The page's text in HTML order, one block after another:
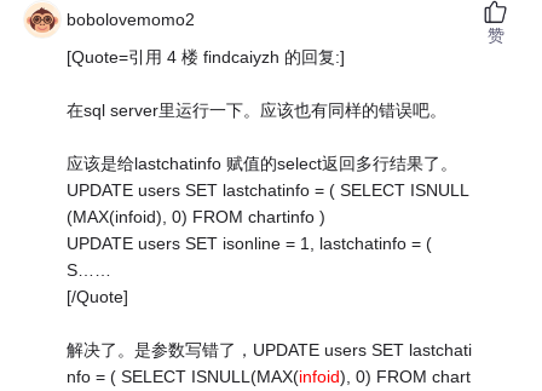
bobolovemomo2
[Quote=引用 4 楼 findcaiyzh 的回复:]
在sql server里运行一下。应该也有同样的错误吧。
应该是给lastchatinfo 赋值的select返回多行结果了。
UPDATE users SET lastchatinfo = ( SELECT ISNULL
(MAX(infoid), 0) FROM chartinfo )
UPDATE users SET isonline = 1, lastchatinfo = (
S……
[/Quote]
解决了。是参数写错了，UPDATE users SET lastchati
nfo = ( SELECT ISNULL(MAX(infoid), 0) FROM chart
赞